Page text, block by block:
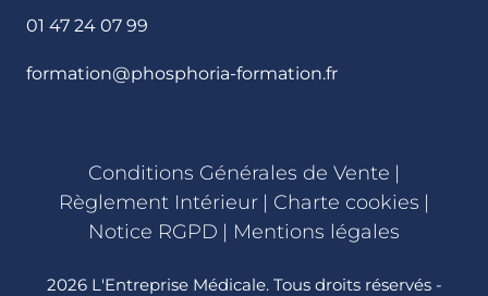
01 47 24 07 99
formation@phosphoria-formation.fr
Conditions Générales de Vente |
Règlement Intérieur | Charte cookies |
Notice RGPD | Mentions légales
2026 L'Entreprise Médicale. Tous droits réservés -